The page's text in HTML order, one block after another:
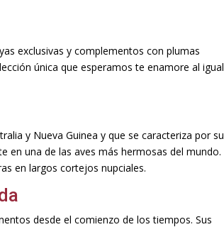
exclusivas y complementos con plumas
única que esperamos te enamore al igual
y Nueva Guinea y que se caracteriza por su
en una de las aves más hermosas del mundo.
en largos cortejos nupciales.
desde el comienzo de los tiempos. Sus